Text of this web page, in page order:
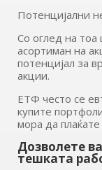
Потенцијални
Со оглед на
асортиман на
потенцијал за
акции.
ЕТФ често се
купите
мора да
Дозволете
тешката